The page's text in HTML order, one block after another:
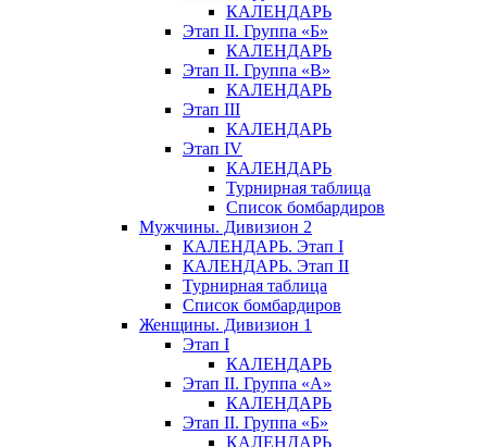
КАЛЕНДАРЬ
Этап II. Группа «Б»
КАЛЕНДАРЬ
Этап II. Группа «В»
КАЛЕНДАРЬ
Этап III
КАЛЕНДАРЬ
Этап IV
КАЛЕНДАРЬ
Турнирная таблица
Список бомбардиров
Мужчины. Дивизион 2
КАЛЕНДАРЬ. Этап I
КАЛЕНДАРЬ. Этап II
Турнирная таблица
Список бомбардиров
Женщины. Дивизион 1
Этап I
КАЛЕНДАРЬ
Этап II. Группа «А»
КАЛЕНДАРЬ
Этап II. Группа «Б»
КАЛЕНДАРЬ